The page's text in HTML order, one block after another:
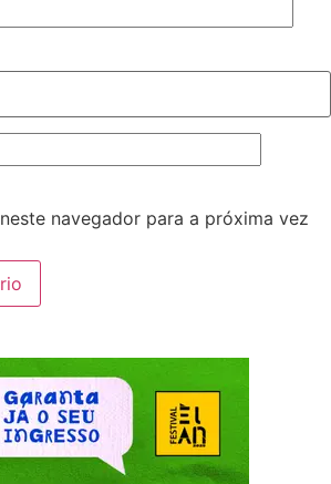
navegador para a próxima vez